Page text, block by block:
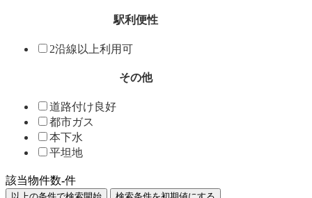
駅利便性
2沿線以上利用可
その他
道路付け良好
都市ガス
本下水
平坦地
該当物件数-件